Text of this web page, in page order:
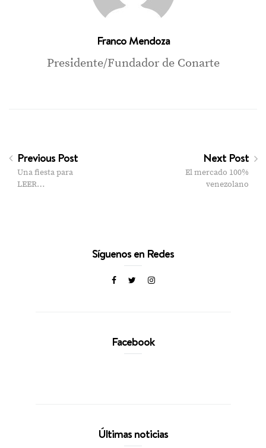
Franco Mendoza
Presidente/Fundador de Conarte
Previous Post
Una fiesta para
LEER…
Next Post
El mercado 100%
venezolano
Síguenos en Redes
Facebook
Últimas noticias